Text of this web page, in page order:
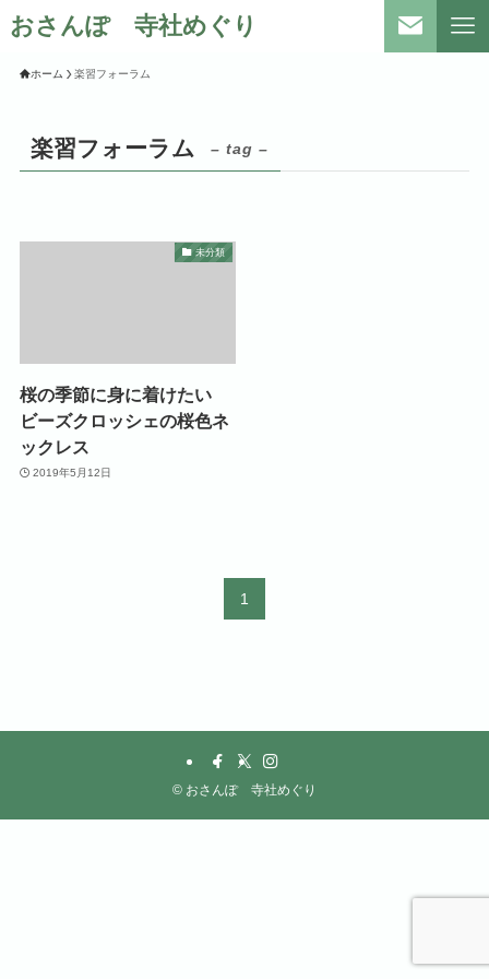
おさんぽ 寺社めぐり
ホーム 楽習フォーラム
楽習フォーラム – tag –
未分類
桜の季節に身に着けたい
ビーズクロッシェの桜色ネ
ックレス
2019年5月12日
1
© おさんぽ 寺社めぐり